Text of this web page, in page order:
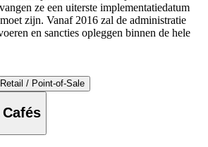
ze een uiterste implementatiedatum
zijn. Vanaf 2016 zal de administratie
en sancties opleggen binnen de hele
Retail / Point-of-Sale